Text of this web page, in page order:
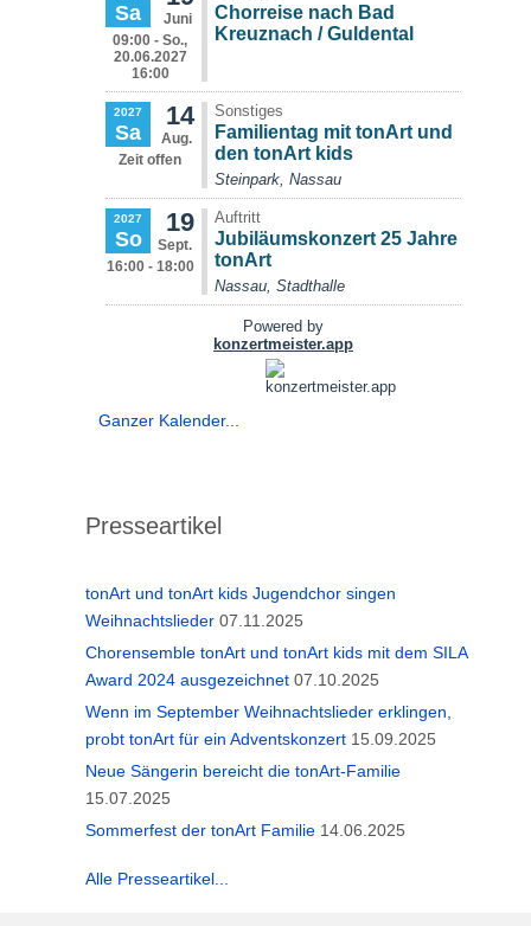
Ganzer Kalender...
Presseartikel
tonArt und tonArt kids Jugendchor singen
Weihnachtslieder 07.11.2025
Chorensemble tonArt und tonArt kids mit dem SILA
Award 2024 ausgezeichnet 07.10.2025
Wenn im September Weihnachtslieder erklingen,
probt tonArt für ein Adventskonzert 15.09.2025
Neue Sängerin bereicht die tonArt-Familie
15.07.2025
Sommerfest der tonArt Familie 14.06.2025
Alle Presseartikel...